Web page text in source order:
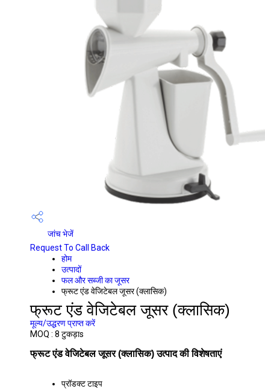
जांच भेजें
Request To Call Back
होम
उत्पादों
फल और सब्जी का जूसर
फ्रूट एंड वेजिटेबल जूसर (क्लासिक)
फ्रूट एंड वेजिटेबल जूसर (क्लासिक)
मूल्य/उद्धरण प्राप्त करें
MOQ : 8 टुकड़ाs
फ्रूट एंड वेजिटेबल जूसर (क्लासिक) उत्पाद की विशेषताएं
प्रॉडक्ट टाइप